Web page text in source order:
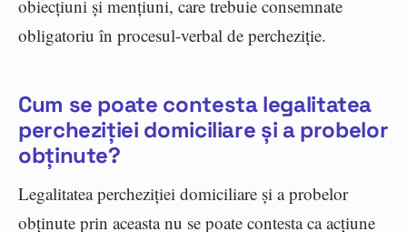
obiecțiuni și mențiuni, care trebuie consemnate
obligatoriu în procesul-verbal de percheziție.
Cum se poate contesta legalitatea
percheziției domiciliare și a probelor
obținute?
Legalitatea percheziției domiciliare și a probelor
obținute prin aceasta nu se poate contesta ca acțiune